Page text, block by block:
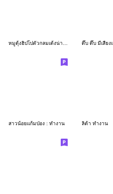
สาวน้อยแก้มป่อง : ทำงาน ลิต้า ทำงาน